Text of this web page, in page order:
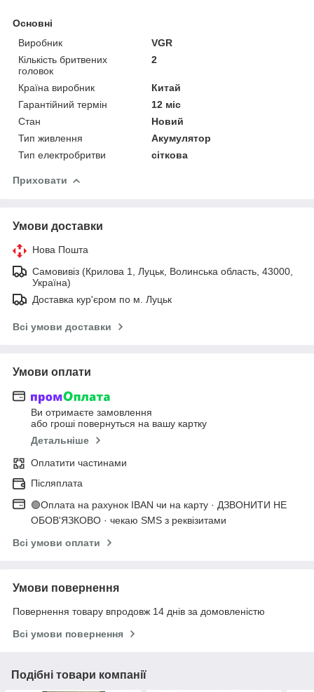
Основні
Виробник
VGR
Кількість бритвених
головок
2
Країна виробник
Китай
Гарантійний термін
12 міс
Стан
Новий
Тип живлення
Акумулятор
Тип електробритви
сіткова
Приховати
Умови доставки
Нова Пошта
Самовивіз (Крилова 1, Луцьк, Волинська область, 43000,
Україна)
Доставка кур'єром по м. Луцьк
Всі умови доставки
Умови оплати
Ви отримаєте замовлення
або гроші повернуться на вашу картку
Детальніше
Оплатити частинами
Післяплата
🟢Оплата на рахунок IBAN чи на карту · ДЗВОНИТИ НЕ
ОБОВ'ЯЗКОВО · чекаю SMS з реквізитами
Всі умови оплати
Умови повернення
Повернення товару впродовж 14 днів за домовленістю
Всі умови повернення
Подібні товари компанії